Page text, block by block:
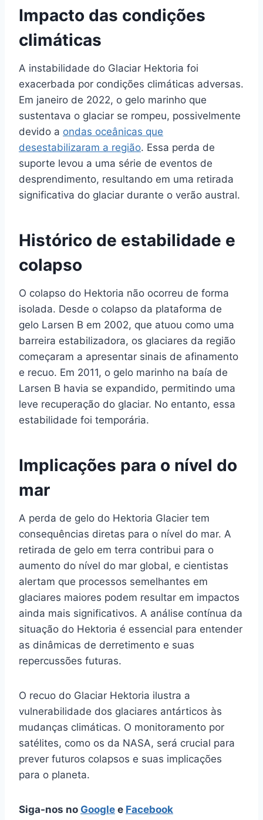
Impacto das condições
climáticas
A instabilidade do Glaciar Hektoria foi
exacerbada por condições climáticas adversas.
Em janeiro de 2022, o gelo marinho que
sustentava o glaciar se rompeu, possivelmente
devido a ondas oceânicas que
desestabilizaram a região. Essa perda de
suporte levou a uma série de eventos de
desprendimento, resultando em uma retirada
significativa do glaciar durante o verão austral.
Histórico de estabilidade e
colapso
O colapso do Hektoria não ocorreu de forma
isolada. Desde o colapso da plataforma de
gelo Larsen B em 2002, que atuou como uma
barreira estabilizadora, os glaciares da região
começaram a apresentar sinais de afinamento
e recuo. Em 2011, o gelo marinho na baía de
Larsen B havia se expandido, permitindo uma
leve recuperação do glaciar. No entanto, essa
estabilidade foi temporária.
Implicações para o nível do
mar
A perda de gelo do Hektoria Glacier tem
consequências diretas para o nível do mar. A
retirada de gelo em terra contribui para o
aumento do nível do mar global, e cientistas
alertam que processos semelhantes em
glaciares maiores podem resultar em impactos
ainda mais significativos. A análise contínua da
situação do Hektoria é essencial para entender
as dinâmicas de derretimento e suas
repercussões futuras.
O recuo do Glaciar Hektoria ilustra a
vulnerabilidade dos glaciares antárticos às
mudanças climáticas. O monitoramento por
satélites, como os da NASA, será crucial para
prever futuros colapsos e suas implicações
para o planeta.
Siga-nos no Google e Facebook